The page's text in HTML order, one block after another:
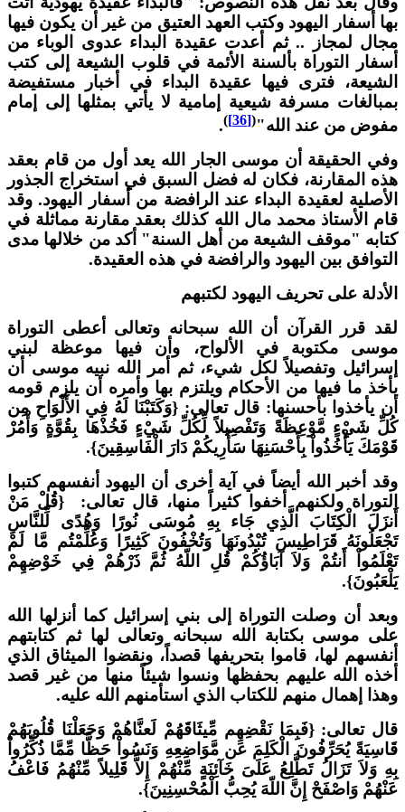
أسفار اليهود وكتب العهد العتيق من غير أن يكون فيها
لمجاز .. ثم أعدت عقيدة البداء عدوى الوباء من
التوراة بألسنة الأئمة في قلوب الشيعة إلى كتب
فترى فيها عقيدة البداء في أخبار مستفيضة
مسرفة شيعية إمامية لا يأتي بمثلها إلى إمام
من عند الله"(
[36]
)
.
الحقيقة أن موسى الجار الله يعد أول من قام بعقد
المقارنة، فكان له فضل السبق في استخراج الجذور
لعقيدة البداء عند الرافضة من أسفار اليهود. وقد
الأستاذ محمد مال الله كذلك بعقد مقارنة مماثلة في
"موقف الشيعة من أهل السنة" أكد من خلالها مدى
بين اليهود والرافضة في هذه العقيدة.
على تحريف اليهود لكتبهم
قرر القرآن أن الله سبحانه وتعالى أعطى التوراة
مكتوبة في الألواح، وأن فيها موعظة لبني
وتفصيلاً لكل شيء، ثم أمر الله نبيه موسى أن
ما فيها من الأحكام ويلتزم بها وأمره أن يلزم قومه
يأخذوا بأحسنها: قال تعالى: {وَكَتَبْنَا لَهُ فِي الأَلْوَاحِ مِن
شَيْءٍ مَّوْعِظَةً وَتَفْصِيلاً لِّكُلِّ شَيْءٍ فَخُذْهَا بِقُوَّةٍ وَأْمُرْ
يَأْخُذُواْ بِأَحْسَنِهَا سَأُرِيكُمْ دَارَ الْفَاسِقِينَ}.
أخبر الله أيضاً في آية أخرى أن اليهود أنفسهم كتبوا
ولكنهم أخفوا كثيراً منها، قال تعالى: {قُلْ مَنْ
الْكِتَابَ الَّذِي جَاء بِهِ مُوسَى نُورًا وَهُدًى لِّلنَّاسِ
قَرَاطِيسَ تُبْدُونَهَا وَتُخْفُونَ كَثِيرًا وَعُلِّمْتُم مَّا لَمْ
أَنتُمْ وَلاَ آبَاؤُكُمْ قُلِ اللّهُ ثُمَّ ذَرْهُمْ فِي خَوْضِهِمْ
أن وصلت التوراة إلى بني إسرائيل كما أنزلها الله
موسى بكتابة الله سبحانه وتعالى لها ثم كتابتهم
لها، قاموا بتحريفها قصداً، ونقضوا الميثاق الذي
الله عليهم بحفظها ونسوا شيئاً منها من غير قصد
إهمال منهم للكتاب الذي استأمنهم الله عليه.
تعالى: {فَبِمَا نَقْضِهِم مِّيثَاقَهُمْ لَعنَّاهُمْ وَجَعَلْنَا قُلُوبَهُمْ
يُحَرِّفُونَ الْكَلِمَ عَن مَّوَاضِعِهِ وَنَسُواْ حَظًّا مِّمَّا ذُكِّرُواْ
وَلاَ تَزَالُ تَطَّلِعُ عَلَىَ خَآئِنَةٍ مِّنْهُمْ إِلاَّ قَلِيلاً مِّنْهُمُ فَاعْفُ
وَاصْفَحْ إِنَّ اللّهَ يُحِبُّ الْمُحْسِنِينَ}.